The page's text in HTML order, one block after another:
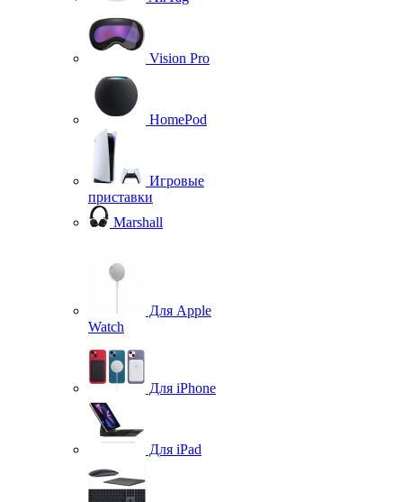
Vision Pro
HomePod
Игровые
приставки
Marshall
Для Apple
Watch
Для iPhone
Для iPad